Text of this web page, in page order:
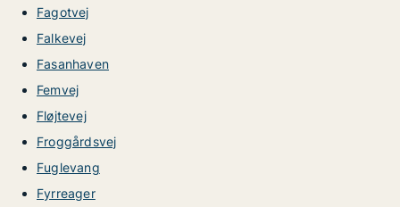
Fagotvej
Falkevej
Fasanhaven
Femvej
Fløjtevej
Froggårdsvej
Fuglevang
Fyrreager